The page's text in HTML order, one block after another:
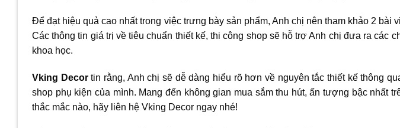
Để đạt hiệu quả cao nhất trong việc trưng bày sản phẩm, Anh chị nên tham khảo 2 bài
Các thông tin giá trị về tiêu chuẩn thiết kế, thi công shop sẽ hỗ trợ Anh chị đưa ra các
khoa học.
Vking Decortin rằng, Anh chị sẽ dễ dàng hiểu rõ hơn về nguyên tắc thiết kế thông
shop phụ kiện của mình. Mang đến không gian mua sắm thu hút, ấn tượng bậc nhất
thắc mắc nào, hãy liên hệ Vking Decor ngay nhé!